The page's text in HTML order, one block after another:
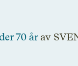
70 årav